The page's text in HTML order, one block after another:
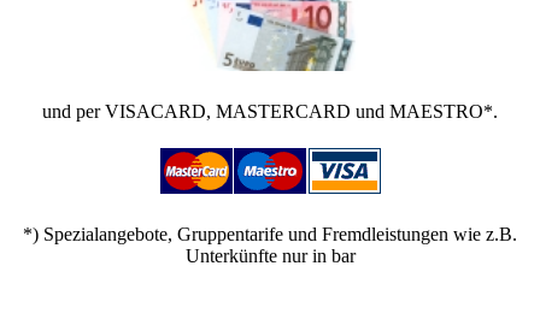
und per VISACARD, MASTERCARD und MAESTRO*.
*) Spezialangebote, Gruppentarife und Fremdleistungen wie z.B.
Unterkünfte nur in bar